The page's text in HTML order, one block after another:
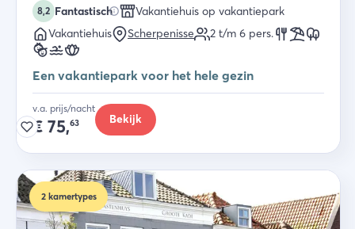
8,2 Fantastisch
Vakantiehuis op vakantiepark
Vakantiehuis
Scherpenisse 2 t/m 6 pers.
Een vakantiepark voor het hele gezin
v.a. prijs/nacht
€ 75,63 Bekijk
2 kamertypes